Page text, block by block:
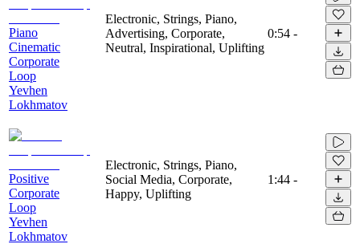
Piano
Cinematic
Corporate
Loop
Yevhen
Lokhmatov
Electronic, Strings, Piano,
Advertising, Corporate,
Neutral, Inspirational, Uplifting
0:54 -
Positive
Corporate
Loop
Yevhen
Lokhmatov
Electronic, Strings, Piano,
Social Media, Corporate,
Happy, Uplifting
1:44 -